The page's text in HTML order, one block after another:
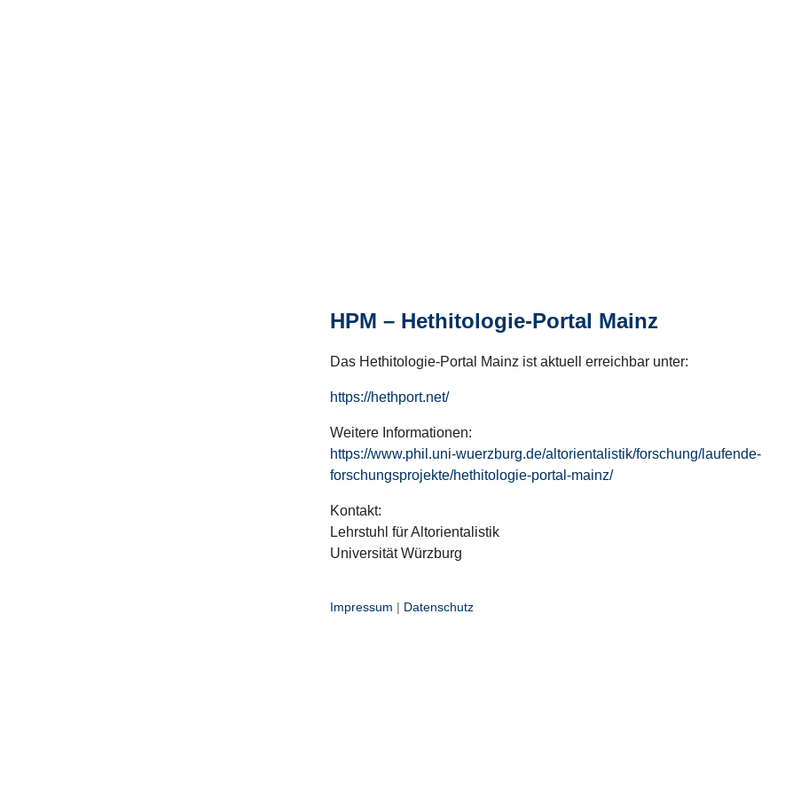
HPM – Hethitologie-Portal Mainz
Das Hethitologie-Portal Mainz ist aktuell erreichbar unter:
https://hethport.net/
Weitere Informationen:
https://www.phil.uni-wuerzburg.de/altorientalistik/forschung/laufende-
forschungsprojekte/hethitologie-portal-mainz/
Kontakt:
Lehrstuhl für Altorientalistik
Universität Würzburg
Impressum | Datenschutz